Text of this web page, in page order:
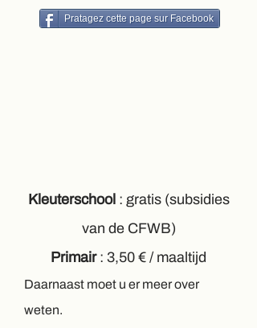
Pratagez cette page sur Facebook
Kleuterschool : gratis (subsidies
van de CFWB)
Primair: 3,50 € / maaltijd
Daarnaast moet u er meer over
weten.